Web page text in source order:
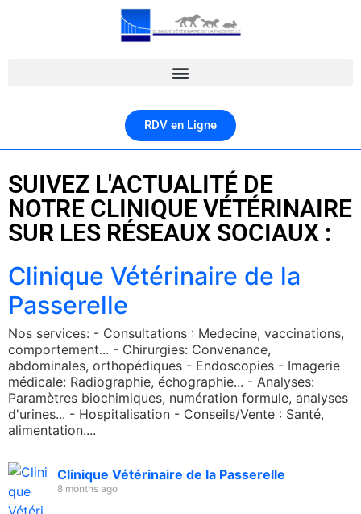
RDV en Ligne
SUIVEZ L'ACTUALITÉ DE
NOTRE CLINIQUE VÉTÉRINAIRE
SUR LES RÉSEAUX SOCIAUX :
Clinique Vétérinaire de la
Passerelle
Nos services: - Consultations : Medecine, vaccinations,
comportement... - Chirurgies: Convenance,
abdominales, orthopédiques - Endoscopies - Imagerie
médicale: Radiographie, échographie... - Analyses:
Paramètres biochimiques, numération formule, analyses
d'urines... - Hospitalisation - Conseils/Vente : Santé,
alimentation....
Clinique Vétérinaire de la Passerelle
8 months ago